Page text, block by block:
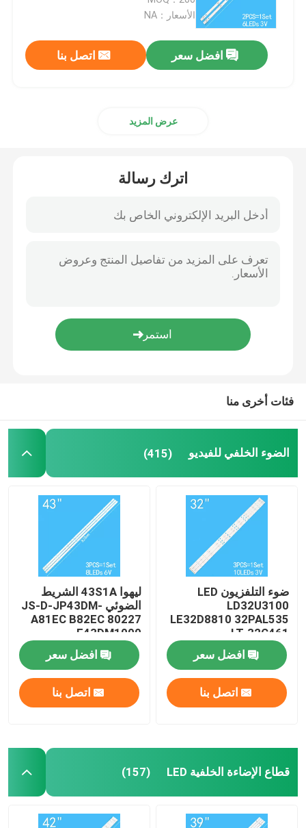
ضوء التلفزيون التوشيبا
إضاءة خلفية تلفزيون TCL
إضاءة خلفية لـ (سكايورث)
الضوء الخلفي للتلفاز
الأسعار：NA
افضل سعر اتصل بنا
عرض المزيد
اترك رسالة
فئات أخرى منا
الضوء الخلفي للفيديو (415)
ضوء التلفزيون LED
LD32U3100
LE32D8810 32PAL535
LT-32C461
LE32B8000T
افضل سعر
اتصل بنا
ليهوا 43S1A الشريط
الضوئي JS-D-JP43DM-
A81EC B82EC 80227
E43DM1000
افضل سعر
اتصل بنا
قطاع الإضاءة الخلفية LED (157)